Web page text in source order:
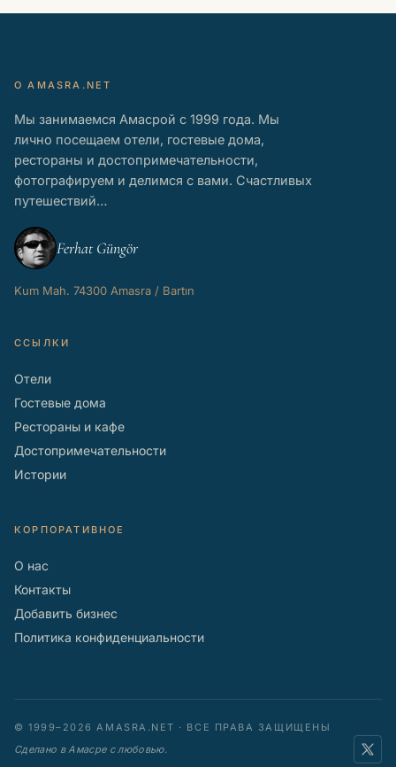
О AMASRA.NET
Мы занимаемся Амасрой с 1999 года. Мы
лично посещаем отели, гостевые дома,
рестораны и достопримечательности,
фотографируем и делимся с вами. Счастливых
путешествий…
Ferhat Güngör
Kum Mah. 74300 Amasra / Bartın
ССЫЛКИ
Отели
Гостевые дома
Рестораны и кафе
Достопримечательности
Истории
КОРПОРАТИВНОЕ
О нас
Контакты
Добавить бизнес
Политика конфиденциальности
© 1999–2026 AMASRA.NET · ВСЕ ПРАВА ЗАЩИЩЕНЫ
Сделано в Амасре с любовью.